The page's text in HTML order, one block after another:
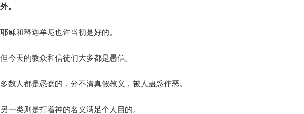
外。
耶稣和释迦牟尼也许当初是好的。
但今天的教众和信徒们大多都是愚信。
多数人都是愚蠢的，分不清真假教义，被人蛊惑作恶。
另一类则是打着神的名义满足个人目的。